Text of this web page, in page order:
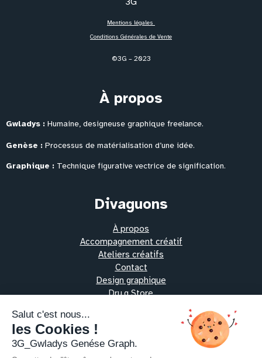
Mentions légales
Conditions Générales de Vente
©3G – 2023
À propos
Gwladys : Humaine, designeuse graphique freelance.
Genèse : Processus de matérialisation d’une idée.
Graphique : Technique figurative vectrice de signification.
Divaguons
À propos
Accompagnement créatif
Ateliers créatifs
Contact
Design graphique
Dru.g Store
Pratiques thérapeutiques
Ressources